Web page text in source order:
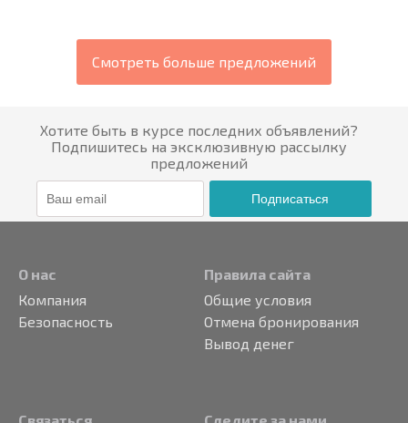
Смотреть больше предложений
Хотите быть в курсе последних объявлений?
Подпишитесь на эксклюзивную рассылку
предложений
Подписаться
О нас
Компания
Безопасность
Правила сайта
Общие условия
Отмена бронирования
Вывод денег